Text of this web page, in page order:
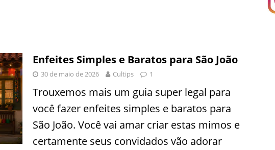
Enfeites Simples e Baratos para São João
30 de maio de 2026 Cultips 1
Trouxemos mais um guia super legal para
você fazer enfeites simples e baratos para
São João. Você vai amar criar estas mimos e
certamente seus convidados vão adorar